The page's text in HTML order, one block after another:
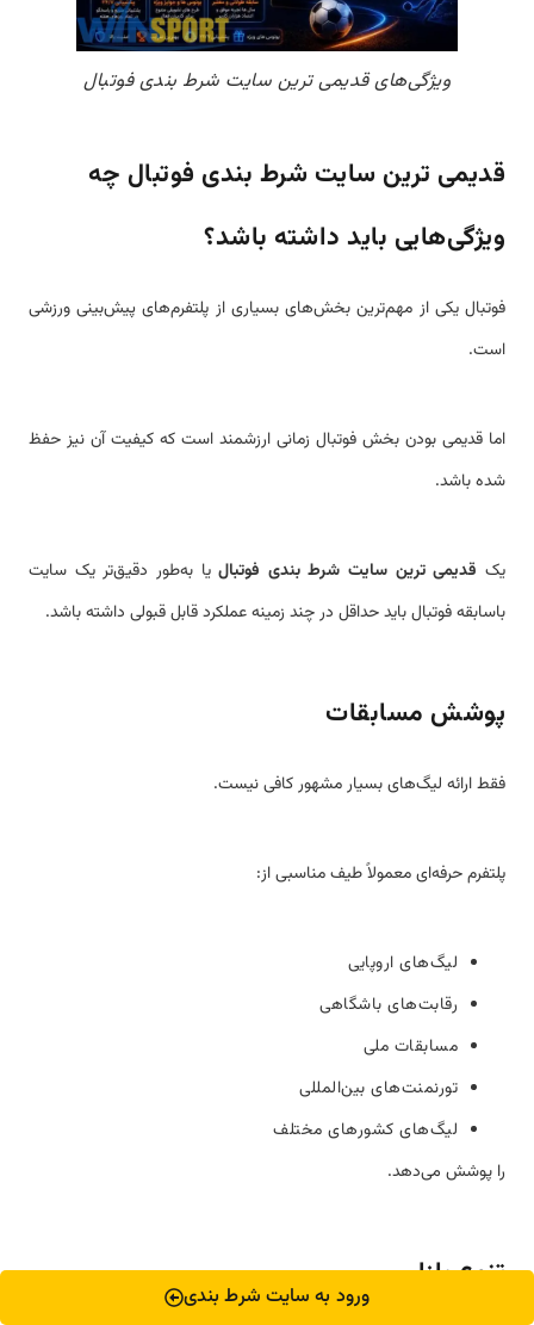
ویژگی‌های قدیمی ترین سایت شرط بندی فوتبال
قدیمی ترین سایت شرط بندی فوتبال چه
ویژگی‌هایی باید داشته باشد؟
فوتبال یکی از مهم‌ترین بخش‌های بسیاری از پلتفرم‌های پیش‌بینی ورزشی
است.
اما قدیمی بودن بخش فوتبال زمانی ارزشمند است که کیفیت آن نیز حفظ
شده باشد.
یک قدیمی ترین سایت شرط بندی فوتبالیا به‌طور دقیق‌تر یک سایت
باسابقه فوتبال باید حداقل در چند زمینه عملکرد قابل قبولی داشته باشد.
پوشش مسابقات
فقط ارائه لیگ‌های بسیار مشهور کافی نیست.
پلتفرم حرفه‌ای معمولاً طیف مناسبی از:
لیگ‌های اروپایی
رقابت‌های باشگاهی
مسابقات ملی
تورنمنت‌های بین‌المللی
لیگ‌های کشورهای مختلف
را پوشش می‌دهد.
تنوع بازار
ورود به سایت شرط بندی